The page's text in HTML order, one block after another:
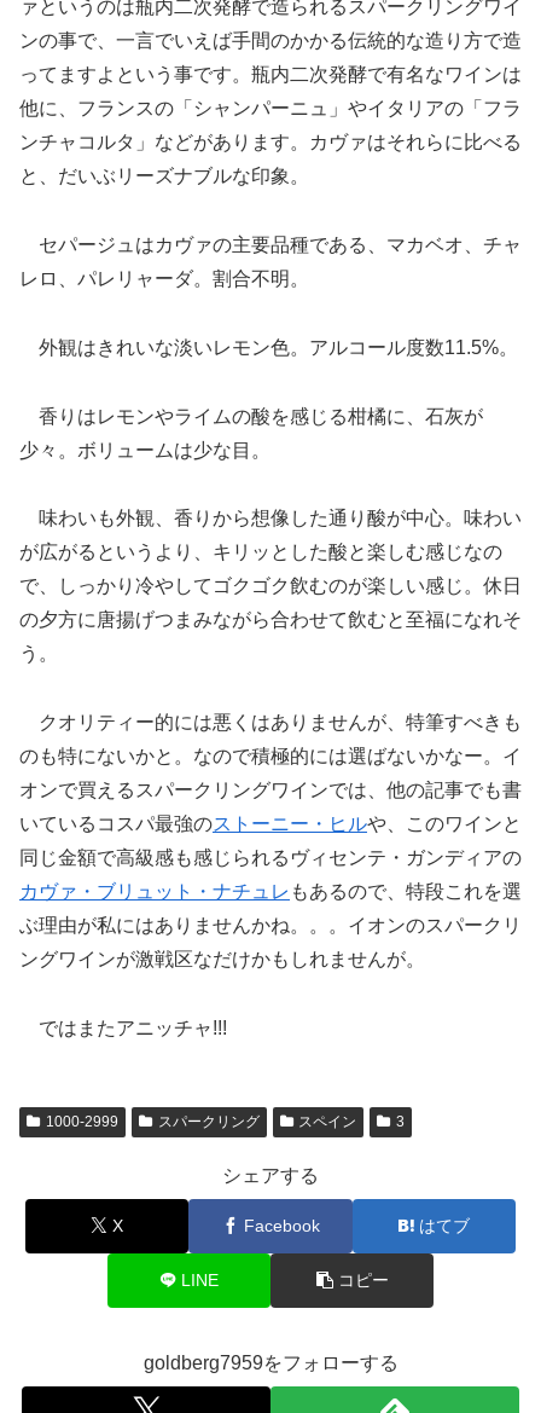
ァというのは瓶内二次発酵で造られるスパークリングワイ
ンの事で、一言でいえば手間のかかる伝統的な造り方で造
ってますよという事です。瓶内二次発酵で有名なワインは
他に、フランスの「シャンパーニュ」やイタリアの「フラ
ンチャコルタ」などがあります。カヴァはそれらに比べる
と、だいぶリーズナブルな印象。
セパージュはカヴァの主要品種である、マカベオ、チャ
レロ、パレリャーダ。割合不明。
外観はきれいな淡いレモン色。アルコール度数11.5%。
香りはレモンやライムの酸を感じる柑橘に、石灰が
少々。ボリュームは少な目。
味わいも外観、香りから想像した通り酸が中心。味わい
が広がるというより、キリッとした酸と楽しむ感じなの
で、しっかり冷やしてゴクゴク飲むのが楽しい感じ。休日
の夕方に唐揚げつまみながら合わせて飲むと至福になれそ
う。
クオリティー的には悪くはありませんが、特筆すべきも
のも特にないかと。なので積極的には選ばないかなー。イ
オンで買えるスパークリングワインでは、他の記事でも書
いているコスパ最強のストーニー・ヒルや、このワインと
同じ金額で高級感も感じられるヴィセンテ・ガンディアの
カヴァ・ブリュット・ナチュレ もあるので、特段これを選
ぶ理由が私にはありませんかね。。。イオンのスパークリ
ングワインが激戦区なだけかもしれませんが。
ではまたアニッチャ!!!
1000-2999 スパークリング スペイン 3
シェアする
X Facebook はてブ
LINE コピー
goldberg7959をフォローする